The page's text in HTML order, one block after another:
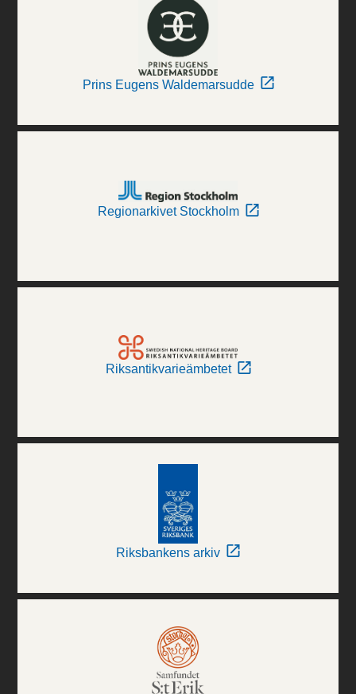
Prins Eugens Waldemarsudde
Regionarkivet Stockholm
Riksantikvarieämbetet
Riksbankens arkiv